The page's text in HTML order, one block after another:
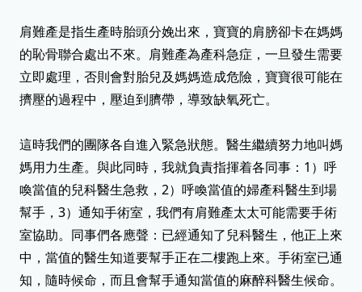
肩難產是指生產時胎頭分娩出來，寶寶的肩膀卻卡在媽媽
的恥骨聯合處出不來。肩難產為產科急症，一旦發生需要
立即處理，否則會對胎兒及媽媽造成危險，寶寶很可能在
擠壓的過程中，壓迫到臍帶，導致缺氧死亡。
這時我們的團隊各自進入緊急狀態。醫生繼續努力地叫媽
媽用力生產。與此同時，我就負責指揮着各同事：1）呼
喚當值的兒科醫生急救，2）呼喚當值的婦產科醫生到場
幫手，3）通知手術室，我們有肩難產太太可能需要手術
室協助。同事們各應聲：已經通知了兒科醫生，他正上來
中，當值的醫生知道要幫手正在二樓跑上來。手術室已通
知，隨時候命，而且會幫手通知當值的麻醉科醫生候命。